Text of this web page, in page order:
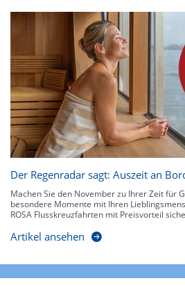
Der Regenradar sagt: Auszeit an
Machen Sie den November zu Ihrer Zeit für
besondere Momente mit Ihren
ROSA Flusskreuzfahrten mit Preisvorteil
Artikel ansehen